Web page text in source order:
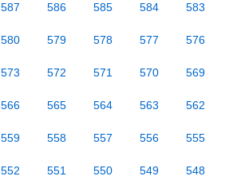
587 586 585 584 583
580 579 578 577 576
573 572 571 570 569
566 565 564 563 562
559 558 557 556 555
552 551 550 549 548